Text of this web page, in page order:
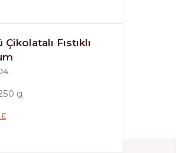
Çikolatalı Fıstıklı
g